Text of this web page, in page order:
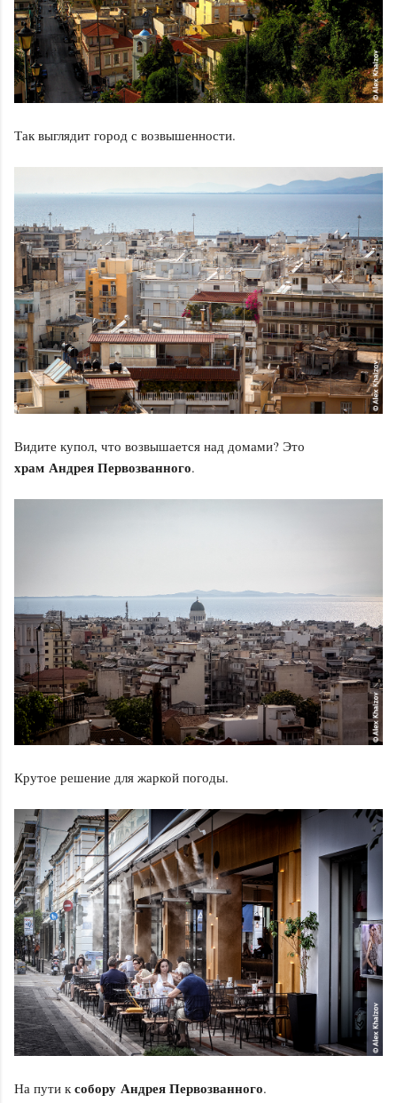
Так выглядит город с возвышенности.
Видите купол, что возвышается над домами? Это
храм Андрея Первозванного.
Крутое решение для жаркой погоды.
На пути ксобору Андрея Первозванного.